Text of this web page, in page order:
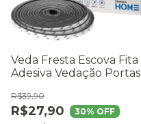
Veda Fresta Escova Fita
Adesiva Vedação Portas
R$27,90
R$39,90
30% OFF